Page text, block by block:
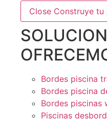
Close Construye
Bordes piscina
Bordes piscina
Bordes piscinas
Piscinas